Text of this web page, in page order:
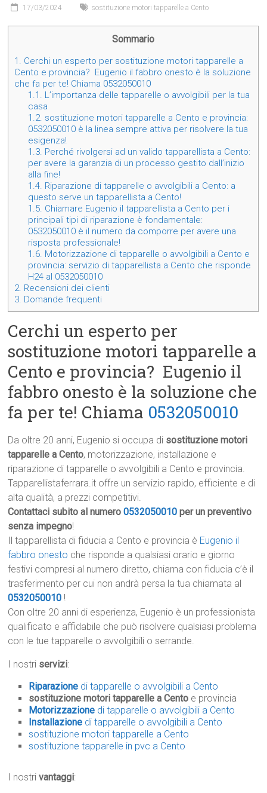
17/03/2024 sostituzione motori tapparelle a Cento
Sommario
1. Cerchi un esperto per sostituzione motori tapparelle a
Cento e provincia? Eugenio il fabbro onesto è la soluzione
che fa per te! Chiama 0532050010
1.1. L’importanza delle tapparelle o avvolgibili per la tua
casa
1.2. sostituzione motori tapparelle a Cento e provincia:
0532050010 è la linea sempre attiva per risolvere la tua
esigenza!
1.3. Perché rivolgersi ad un valido tapparellista a Cento:
per avere la garanzia di un processo gestito dall’inizio
alla fine!
1.4. Riparazione di tapparelle o avvolgibili a Cento: a
questo serve un tapparellista a Cento!
1.5. Chiamare Eugenio il tapparellista a Cento per i
principali tipi di riparazione è fondamentale:
0532050010 è il numero da comporre per avere una
risposta professionale!
1.6. Motorizzazione di tapparelle o avvolgibili a Cento e
provincia: servizio di tapparellista a Cento che risponde
H24 al 0532050010
2. Recensioni dei clienti
3. Domande frequenti
Cerchi un esperto per
sostituzione motori tapparelle a
Cento e provincia? Eugenio il
fabbro onesto è la soluzione che
fa per te! Chiama 0532050010
Da oltre 20 anni, Eugenio si occupa di sostituzione motori
tapparelle a Cento, motorizzazione, installazione e
riparazione di tapparelle o avvolgibili a Cento e provincia.
Tapparellistaferrara.it offre un servizio rapido, efficiente e di
alta qualità, a prezzi competitivi.
Contattaci subito al numero0532050010 per un preventivo
senza impegno!
Il tapparellista di fiducia a Cento e provincia è Eugenio il
fabbro onesto che risponde a qualsiasi orario e giorno
festivi compresi al numero diretto, chiama con fiducia c’è il
trasferimento per cui non andrà persa la tua chiamata al
0532050010 !
Con oltre 20 anni di esperienza, Eugenio è un professionista
qualificato e affidabile che può risolvere qualsiasi problema
con le tue tapparelle o avvolgibili o serrande.
I nostri servizi:
Riparazione di tapparelle o avvolgibili a Cento
sostituzione motori tapparelle a Cento e provincia
Motorizzazione di tapparelle o avvolgibili a Cento
Installazione di tapparelle o avvolgibili a Cento
sostituzione motori tapparelle a Cento
sostituzione tapparelle in pvc a Cento
I nostrivantaggi: